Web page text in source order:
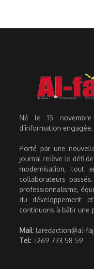
Né le 15
d’information engagée.
Porté par une
journal relève le défi
modernisation, tout
collaborateurs
professionnalisme,
du développement
continuons à bâtir une
Mail: laredaction@al-
Tel: +269 773 58 59